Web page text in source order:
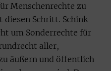
Menschenrechte zu
diesen Schritt. Schink
um Sonderrechte für
aller,
äußern und öffentlich